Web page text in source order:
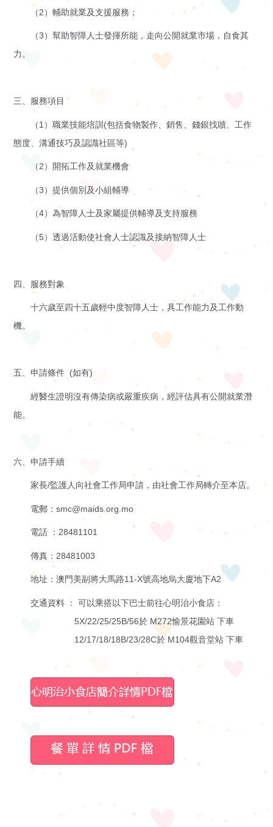
機
啟智早期訓練中心
啟康中心
心明治小食店
持
請
我
相關鏈接
聯絡我們
（2）輔助就業及支援服務；
（3）幫助智障人士發揮所能，走向公開就業市場，自食其
力。
三、服務項目
（1）職業技能培訓(包括食物製作、銷售、錢銀找贖、工作
態度、溝通技巧及認識社區等)
（2）開拓工作及就業機會
（3）提供個別及小組輔導
（4）為智障人士及家屬提供輔導及支持服務
（5）透過活動使社會人士認識及接納智障人士
四、服務對象
十六歲至四十五歲輕中度智障人士，具工作能力及工作動
機。
五、申請條件 (如有)
經醫生證明沒有傳染病或嚴重疾病，經評估具有公開就業潛
能。
六、申請手續
家長/監護人向社會工作局申請，由社會工作局轉介至本店。
電郵：smc@maids.org.mo
電話 ：28481101
傳真：28481003
地址：澳門美副將大馬路11-X號高地烏大廈地下A2
交通資料 ： 可以乘搭以下巴士前往心明治小食店：
5X/22/25/25B/56於 M272愉景花園站 下車
12/17/18/18B/23/28C於 M104觀音堂站 下車